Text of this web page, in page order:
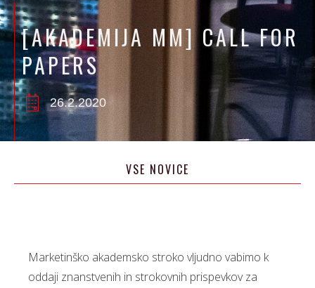
[AKADEMIJA MM] CALL FOR
PAPERS
26.2.2020
VSE NOVICE
Marketinško akademsko stroko vljudno vabimo k
oddaji znanstvenih in strokovnih prispevkov za